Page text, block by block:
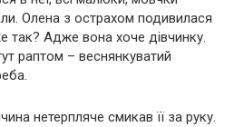
Олена з острахом подивилася
так? Адже вона хоче дівчинку.
раптом – веснянкуватий
нетерпляче смикав її за руку.